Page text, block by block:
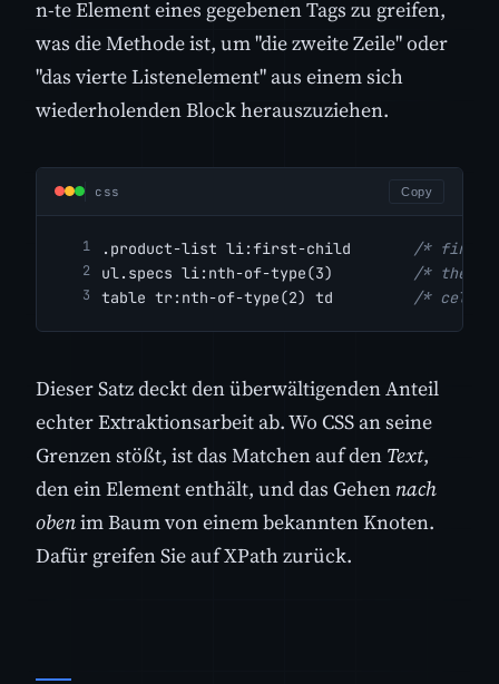
n-te Element eines gegebenen Tags zu greifen,
was die Methode ist, um "die zweite Zeile" oder
"das vierte Listenelement" aus einem sich
wiederholenden Block herauszuziehen.
css Copy
.product-list li:first-child /* first
ul.specs li:nth-of-type(3) /* the
table tr:nth-of-type(2) td /* cells
Dieser Satz deckt den überwältigenden Anteil
echter Extraktionsarbeit ab. Wo CSS an seine
Grenzen stößt, ist das Matchen auf den Text,
den ein Element enthält, und das Gehen nach
obenim Baum von einem bekannten Knoten.
Dafür greifen Sie auf XPath zurück.